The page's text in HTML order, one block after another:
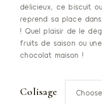
délicieux, ce biscuit
reprend sa place
! Quel plaisir de le
fruits de saison ou
chocolat maison !
Colisage